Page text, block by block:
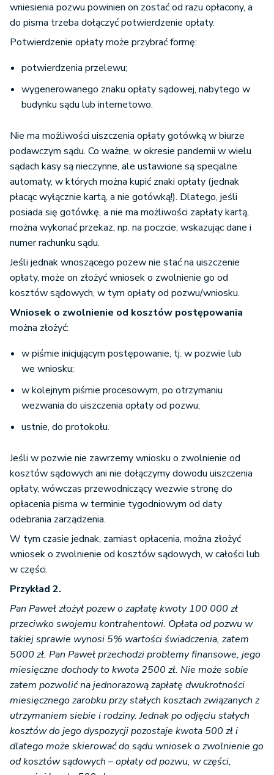
wniesienia pozwu powinien on zostać od razu opłacony, a
do pisma trzeba dołączyć potwierdzenie opłaty.
Potwierdzenie opłaty może przybrać formę:
potwierdzenia przelewu;
wygenerowanego znaku opłaty sądowej, nabytego w
budynku sądu lub internetowo.
Nie ma możliwości uiszczenia opłaty gotówką w biurze
podawczym sądu. Co ważne, w okresie pandemii w wielu
sądach kasy są nieczynne, ale ustawione są specjalne
automaty, w których można kupić znaki opłaty (jednak
płacąc wyłącznie kartą, a nie gotówką!). Dlatego, jeśli
posiada się gotówkę, a nie ma możliwości zapłaty kartą,
można wykonać przekaz, np. na poczcie, wskazując dane i
numer rachunku sądu.
Jeśli jednak wnoszącego pozew nie stać na uiszczenie
opłaty, może on złożyć wniosek o zwolnienie go od
kosztów sądowych, w tym opłaty od pozwu/wniosku.
Wniosek o zwolnienie od kosztów postępowania
można złożyć:
w piśmie inicjującym postępowanie, tj. w pozwie lub
we wniosku;
w kolejnym piśmie procesowym, po otrzymaniu
wezwania do uiszczenia opłaty od pozwu;
ustnie, do protokołu.
Jeśli w pozwie nie zawrzemy wniosku o zwolnienie od
kosztów sądowych ani nie dołączymy dowodu uiszczenia
opłaty, wówczas przewodniczący wezwie stronę do
opłacenia pisma w terminie tygodniowym od daty
odebrania zarządzenia.
W tym czasie jednak, zamiast opłacenia, można złożyć
wniosek o zwolnienie od kosztów sądowych, w całości lub
w części.
Przykład 2.
Pan Paweł złożył pozew o zapłatę kwoty 100 000 zł
przeciwko swojemu kontrahentowi. Opłata od pozwu w
takiej sprawie wynosi 5% wartości świadczenia, zatem
5000 zł. Pan Paweł przechodzi problemy finansowe, jego
miesięczne dochody to kwota 2500 zł. Nie może sobie
zatem pozwolić na jednorazową zapłatę dwukrotności
miesięcznego zarobku przy stałych kosztach związanych z
utrzymaniem siebie i rodziny. Jednak po odjęciu stałych
kosztów do jego dyspozycji pozostaje kwota 500 zł i
dlatego może skierować do sądu wniosek o zwolnienie go
od kosztów sądowych – opłaty od pozwu, w części,